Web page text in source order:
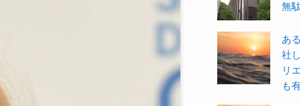
無
あ
社
リ
も